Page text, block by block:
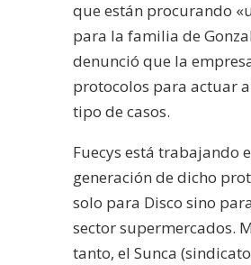
que están procurando
para la familia de
denunció que la
protocolos para actuar
tipo de casos.
Fuecys está trabajando
generación de dicho
solo para Disco sino
sector supermercados.
tanto, el Sunca